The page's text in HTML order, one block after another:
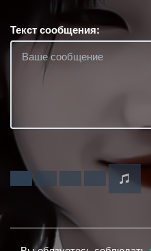
Текст сообщения: